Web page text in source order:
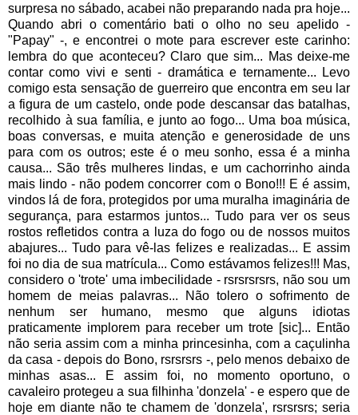
surpresa no sábado, acabei não preparando nada pra hoje...
Quando abri o comentário bati o olho no seu apelido -
"Papay" -, e encontrei o mote para escrever este carinho:
lembra do que aconteceu? Claro que sim... Mas deixe-me
contar como vivi e senti - dramática e ternamente... Levo
comigo esta sensação de guerreiro que encontra em seu lar
a figura de um castelo, onde pode descansar das batalhas,
recolhido à sua família, e junto ao fogo... Uma boa música,
boas conversas, e muita atenção e generosidade de uns
para com os outros; este é o meu sonho, essa é a minha
causa... São três mulheres lindas, e um cachorrinho ainda
mais lindo - não podem concorrer com o Bono!!! E é assim,
vindos lá de fora, protegidos por uma muralha imaginária de
segurança, para estarmos juntos... Tudo para ver os seus
rostos refletidos contra a luza do fogo ou de nossos muitos
abajures... Tudo para vê-las felizes e realizadas... E assim
foi no dia de sua matrícula... Como estávamos felizes!!! Mas,
considero o 'trote' uma imbecilidade - rsrsrsrsrs, não sou um
homem de meias palavras... Não tolero o sofrimento de
nenhum ser humano, mesmo que alguns idiotas
praticamente implorem para receber um trote [sic]... Então
não seria assim com a minha princesinha, com a caçulinha
da casa - depois do Bono, rsrsrsrs -, pelo menos debaixo de
minhas asas... E assim foi, no momento oportuno, o
cavaleiro protegeu a sua filhinha 'donzela' - e espero que de
hoje em diante não te chamem de 'donzela', rsrsrsrs; seria